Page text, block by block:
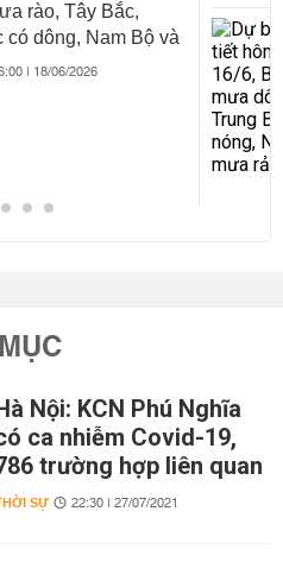
rào, Tây Bắc,
có dông, Nam Bộ và
nóng xen mưa
| 18/06/2026
Nội: KCN Phú Nghĩa
ca nhiễm Covid-19,
trường hợp liên quan
SỰ 22:30 | 27/07/2021